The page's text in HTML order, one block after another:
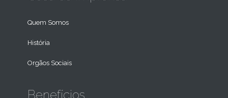
Quem Somos
História
Orgãos Sociais
Benefícios